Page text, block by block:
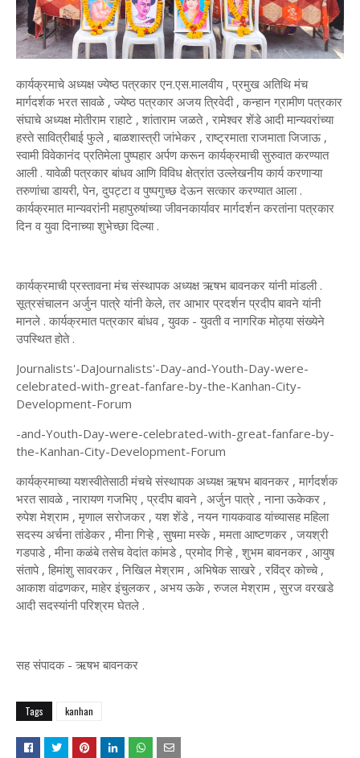
कार्यक्रमाचे अध्यक्ष ज्येष्ठ पत्रकार एन.एस.मालवीय , प्रमुख अतिथि मंच
मार्गदर्शक भरत सावळे , ज्येष्ठ पत्रकार अजय त्रिवेदी , कन्हान ग्रामीण पत्रकार
संघाचे अध्यक्ष मोतीराम राहाटे , शांताराम जळते , रामेश्वर शेंडे आदी मान्यवरांच्या
हस्ते सावित्रीबाई फुले , बाळशास्त्री जांभेकर , राष्ट्रमाता राजमाता जिजाऊ ,
स्वामी विवेकानंद प्रतिमेला पुष्पहार अर्पण करून कार्यक्रमाची सुरुवात करण्यात
आली . यावेळी पत्रकार बांधव आणि विविध क्षेत्रांत उल्लेखनीय कार्य करणाऱ्या
तरुणांचा डायरी, पेन, दुपट्टा व पुष्पगुच्छ देऊन सत्कार करण्यात आला .
कार्यक्रमात मान्यवरांनी महापुरुषांच्या जीवनकार्यावर मार्गदर्शन करतांना पत्रकार
दिन व युवा दिनाच्या शुभेच्छा दिल्या .
कार्यक्रमाची प्रस्तावना मंच संस्थापक अध्यक्ष ऋषभ बावनकर यांनी मांडली .
सूत्रसंचालन अर्जुन पात्रे यांनी केले, तर आभार प्रदर्शन प्रदीप बावने यांनी
मानले . कार्यक्रमात पत्रकार बांधव , युवक - युवती व नागरिक मोठ्या संख्येने
उपस्थित होते .
Journalists'-DaJournalists'-Day-and-Youth-Day-were-
celebrated-with-great-fanfare-by-the-Kanhan-City-
Development-Forum
-and-Youth-Day-were-celebrated-with-great-fanfare-by-
the-Kanhan-City-Development-Forum
कार्यक्रमाच्या यशस्वीतेसाठी मंचचे संस्थापक अध्यक्ष ऋषभ बावनकर , मार्गदर्शक
भरत सावळे , नारायण गजभिए , प्रदीप बावने , अर्जुन पात्रे , नाना ऊकेकर ,
रुपेश मेश्राम , मृणाल सरोजकर , यश शेंडे , नयन गायकवाड यांच्यासह महिला
सदस्य अर्चना तांडेकर , मीना गिऱ्हे , सुषमा मस्के , ममता आष्टणकर , जयश्री
गडपाडे , मीना कळंबे तसेच वेदांत कांमडे , प्रमोद गिऱ्हे , शुभम बावनकर , आयुष
संतापे , हिमांशु सावरकर , निखिल मेश्राम , अभिषेक साखरे , रविंद्र कोच्चे ,
आकाश वांढणकर, माहेर इंचुलकर , अभय ऊके , रुजल मेश्राम , सुरज वरखडे
आदी सदस्यांनी परिश्रम घेतले .
सह संपादक - ऋषभ बावनकर
Tags kanhan